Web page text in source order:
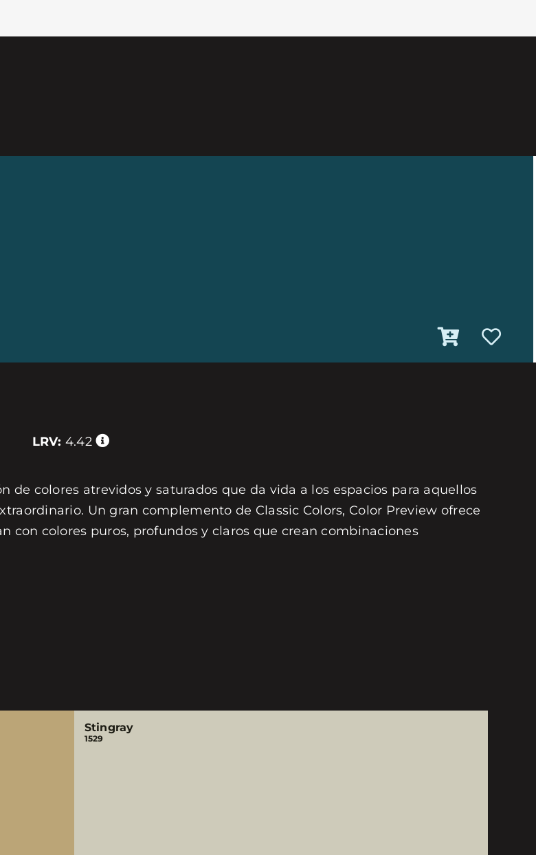
LRV: 4.42
de colores atrevidos y saturados que da vida a los espacios para aquellos
Un gran complemento de Classic Colors, Color Preview ofrece
con colores puros, profundos y claros que crean combinaciones
Stingray
1529